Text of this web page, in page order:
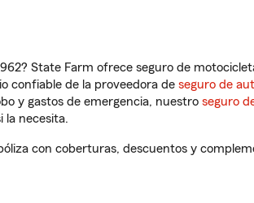
State Farm ofrece seguro de
confiable de la proveedora de seguro de
y gastos de emergencia, nuestro seguro
la necesita.
con coberturas, descuentos y